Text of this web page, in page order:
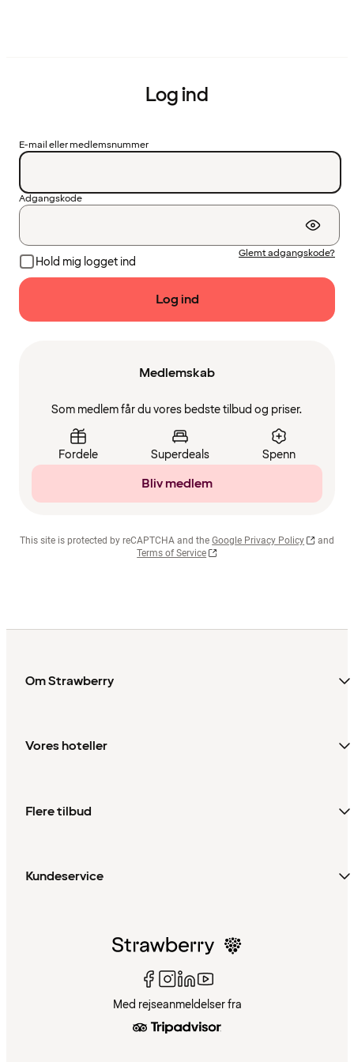
Log ind
E-mail eller medlemsnummer
Adgangskode
Hold mig logget ind
Glemt adgangskode?
Log ind
Medlemskab
Som medlem får du vores bedste tilbud og priser.
Fordele Superdeals Spenn
Bliv medlem
This site is protected by reCAPTCHA and the Google Privacy Policy
and
Terms of Service
Om Strawberry
Vores hoteller
Flere tilbud
Kundeservice
Med rejseanmeldelser fra